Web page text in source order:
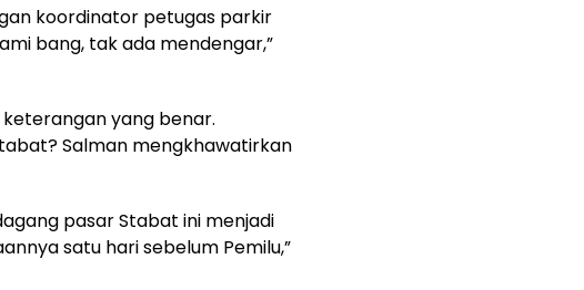
koordinator petugas parkir
bang, tak ada mendengar,”
yang benar.
Salman mengkhawatirkan
pasar Stabat ini menjadi
satu hari sebelum Pemilu,”